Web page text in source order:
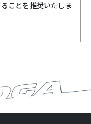
ことを推奨いたしま